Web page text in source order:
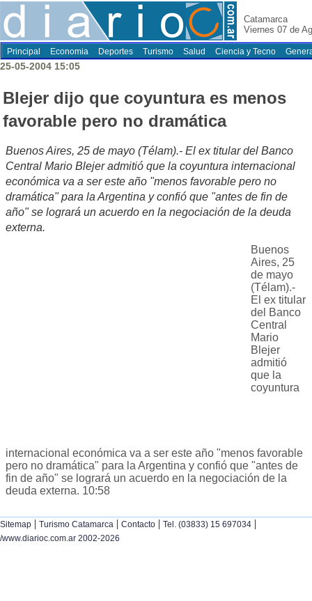
Catamarca
Viernes 07 de
Principal Economia Deportes Turismo Salud Ciencia y Tecno
25-05-2004 15:05
Blejer dijo que coyuntura es menos
favorable pero no dramática
Buenos Aires, 25 de mayo (Télam).- El ex titular del Banco
Central Mario Blejer admitió que la coyuntura internacional
económica va a ser este año "menos favorable pero no
dramática" para la Argentina y confió que "antes de fin de
año" se logrará un acuerdo en la negociación de la deuda
externa.
Buenos
Aires, 25
de mayo
(Télam).-
El ex titular
del Banco
Central
Mario
Blejer
admitió
que la
coyuntura
internacional económica va a ser este año "menos favorable
pero no dramática" para la Argentina y confió que "antes de
fin de año" se logrará un acuerdo en la negociación de la
deuda externa. 10:58
Sitemap | Turismo Catamarca | Contacto | Tel. (03833) 15 697034 |
/www.diarioc.com.ar 2002-2026